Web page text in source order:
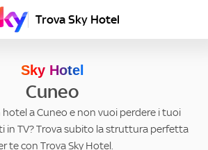
Trova Sky Hotel
Sky Hotel
Cuneo
a Cuneo e non vuoi perdere i tuoi
in TV? Trova subito la struttura perfetta
te con Trova Sky Hotel.